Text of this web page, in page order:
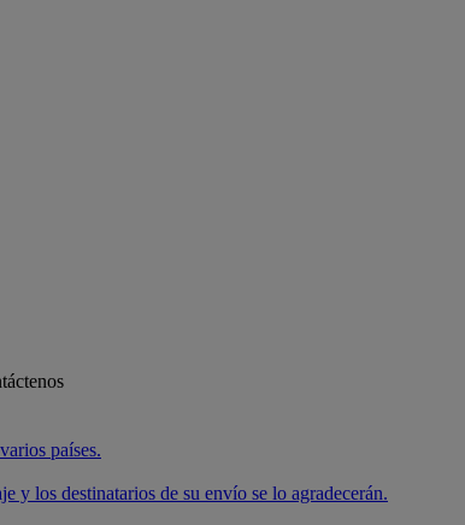
países.
y los destinatarios de su envío se lo agradecerán.